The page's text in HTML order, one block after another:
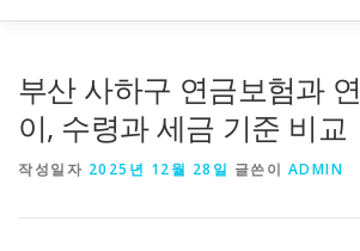
부산 사하구 연금보험과
이, 수령과 세금 기준 비교
작성일자 2025년 12월 28일 글쓴이 ADMIN